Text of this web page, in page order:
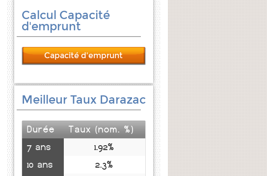
Calcul Capacité
d'emprunt
Capacité d'emprunt
Meilleur Taux Darazac
Durée
Taux (nom. %)
7 ans
1.92%
10 ans
2.3%